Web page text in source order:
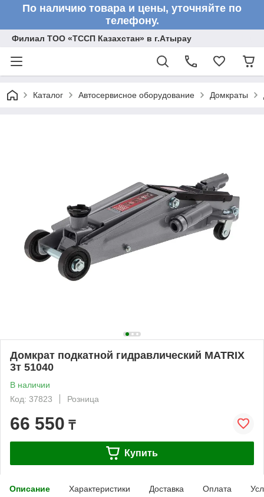
По наличию товара и цены, уточняйте по
телефону.
Филиал ТОО «ТССП Казахстан» в г.Атырау
Каталог Автосервисное оборудование Домкраты
Домкрат подкатной гидравлический MATRIX
3т 51040
В наличии
Код: 37823
Розница
66 550 ₸
Купить
Описание Характеристики Доставка Оплата